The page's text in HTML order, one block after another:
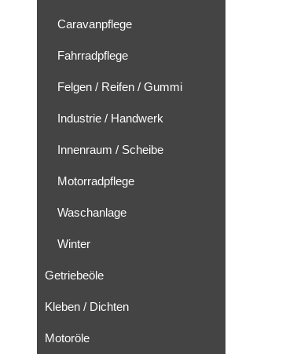
Caravanpflege
Fahrradpflege
Felgen / Reifen / Gummi
Industrie / Handwerk
Innenraum / Scheibe
Motorradpflege
Waschanlage
Winter
Getriebeöle
Kleben / Dichten
Motoröle